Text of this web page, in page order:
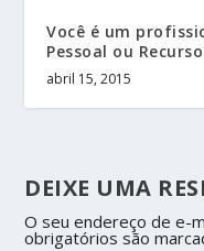
Você é um
Pessoal ou
abril 15, 2015
DEIXE UMA
O seu endereço de e-
obrigatórios são